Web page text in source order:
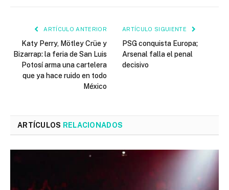
ARTÍCULO ANTERIOR
Katy Perry, Mötley Crüe y
Bizarrap: la feria de San Luis
Potosí arma una cartelera
que ya hace ruido en todo
México
ARTÍCULO SIGUIENTE
PSG conquista Europa;
Arsenal falla el penal
decisivo
ARTÍCULOS RELACIONADOS